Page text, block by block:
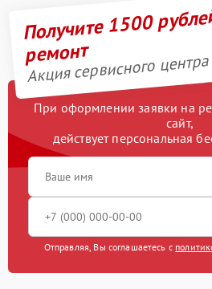
Получите 1500
ремонт
Акция сервисного
При оформлении заявки на
сайт,
действует персональная
Отправляя, Вы соглашаетесь с